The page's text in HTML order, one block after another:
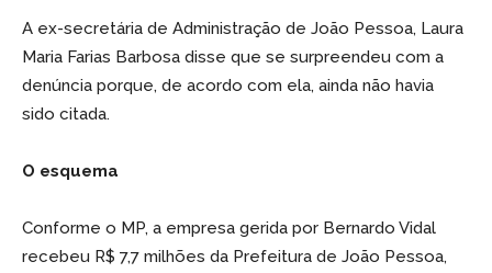
A ex-secretária de Administração de João Pessoa, Laura
Maria Farias Barbosa disse que se surpreendeu com a
denúncia porque, de acordo com ela, ainda não havia
sido citada.
O esquema
Conforme o MP, a empresa gerida por Bernardo Vidal
recebeu R$ 7,7 milhões da Prefeitura de João Pessoa,